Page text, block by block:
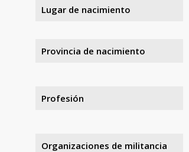
Lugar de nacimiento
Provincia de nacimiento
Profesión
Organizaciones de militancia